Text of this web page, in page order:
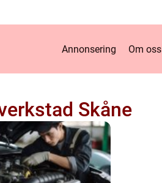
Annonsering Om oss
Skåne